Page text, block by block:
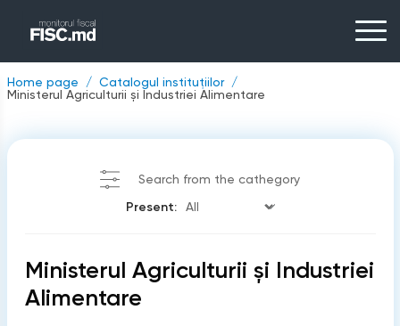
Home page
Catalogul instituțiilor
Ministerul Agriculturii și Industriei Alimentare
Search from the cathegory
Present:
Ministerul Agriculturii și Industriei
Alimentare